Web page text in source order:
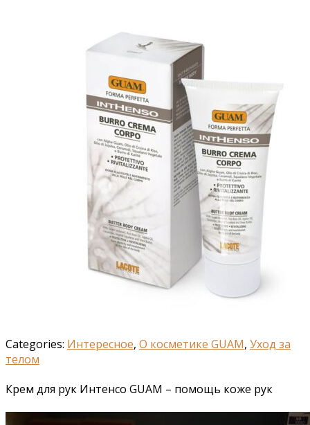
Categories: Интересное, О косметике GUAM, Уход за
телом
Крем для рук Интенсо GUAM – помощь коже рук